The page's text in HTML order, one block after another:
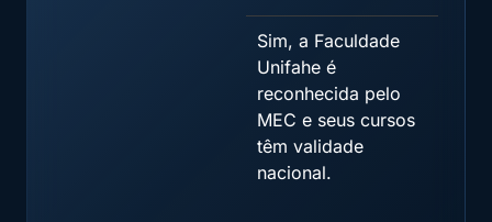
Sim, a Faculdade
Unifahe é
reconhecida pelo
MEC e seus cursos
têm validade
nacional.